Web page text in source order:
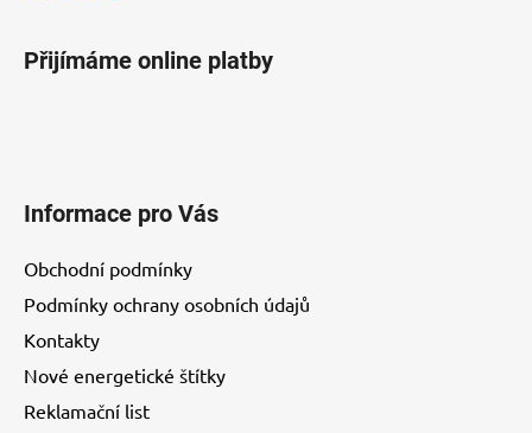
Přijímáme online platby
Informace pro Vás
Obchodní podmínky
Podmínky ochrany osobních údajů
Kontakty
Nové energetické štítky
Reklamační list